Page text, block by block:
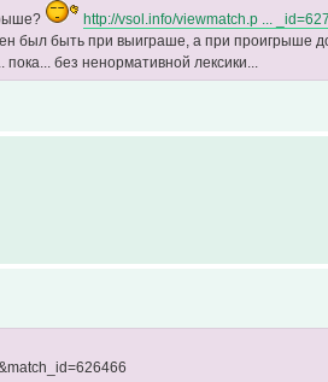
http://vsol.info/viewmatch.p ...
был быть при выиграше, а при проигрыше
без ненормативной лексики...